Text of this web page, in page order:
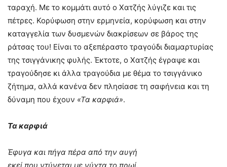
ταραχή. Με το κομμάτι αυτό ο Χατζής λύγιζε και τις
πέτρες. Κορύφωση στην ερμηνεία, κορύφωση και στην
καταγγελία των δυσμενών διακρίσεων σε βάρος της
ράτσας του! Είναι το αξεπέραστο τραγούδι διαμαρτυρίας
της τσιγγάνικης φυλής. Έκτοτε, ο Χατζής έγραψε και
τραγούδησε κι άλλα τραγούδια με θέμα το τσιγγάνικο
ζήτημα, αλλά κανένα δεν πλησίασε τη σαφήνεια και τη
δύναμη που έχουν «Τα καρφιά».
Τα καρφιά
Έφυγα και πήγα πέρα από την αυγή